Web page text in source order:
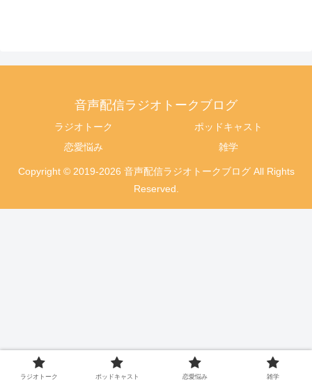
音声配信ラジオトークブログ
ラジオトーク
ポッドキャスト
恋愛悩み
雑学
Copyright © 2019-2026 音声配信ラジオトークブログ All Rights
Reserved.
ラジオトーク ポッドキャスト 恋愛悩み 雑学